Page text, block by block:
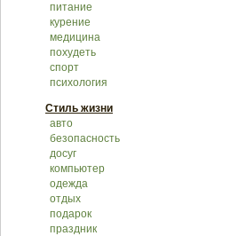
питание
курение
медицина
похудеть
спорт
психология
Стиль жизни
авто
безопасность
досуг
компьютер
одежда
отдых
подарок
праздник